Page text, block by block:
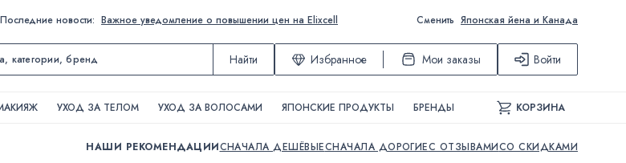
Последние новости: Важное уведомление о повышении цен на Elixcell Сменить Японская йена и Канада
Найти Избранное Мои заказы Войти
УХОД ЗА ТЕЛОМ УХОД ЗА ВОЛОСАМИ ЯПОНСКИЕ ПРОДУКТЫ БРЕНДЫ КОРЗИНА
НАШИ РЕКОМЕНДАЦИИСНАЧАЛА ДЕШЁВЫЕСНАЧАЛА ДОРОГИЕС ОТЗЫВАМИСО СКИДКАМИ